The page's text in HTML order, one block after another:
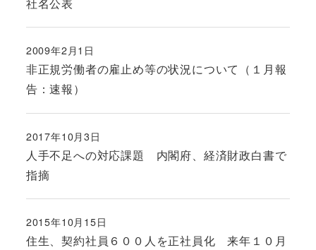
社名公表
非正規労働者の雇止め等の状況について（１月報
告：速報）
投稿日
2009年2月1日
人手不足への対応課題 内閣府、経済財政白書で
指摘
投稿日
2017年10月3日
住生、契約社員６００人を正社員化 来年１０月
投稿日
2015年10月15日